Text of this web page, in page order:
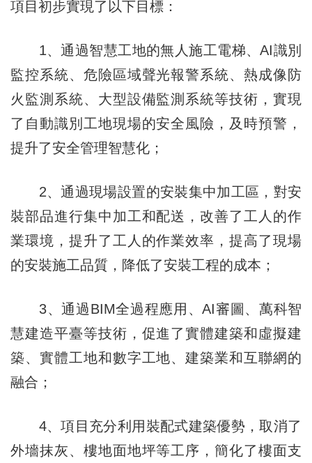
項目初步實現了以下目標：
1、通過智慧工地的無人施工電梯、AI識別
監控系統、危險區域聲光報警系統、熱成像防
火監測系統、大型設備監測系統等技術，實現
了自動識別工地現場的安全風險，及時預警，
提升了安全管理智慧化；
2、通過現場設置的安裝集中加工區，對安
裝部品進行集中加工和配送，改善了工人的作
業環境，提升了工人的作業效率，提高了現場
的安裝施工品質，降低了安裝工程的成本；
3、通過BIM全過程應用、AI審圖、萬科智
慧建造平臺等技術，促進了實體建築和虛擬建
築、實體工地和數字工地、建築業和互聯網的
融合；
4、項目充分利用裝配式建築優勢，取消了
外墻抹灰、樓地面地坪等工序，簡化了樓面支